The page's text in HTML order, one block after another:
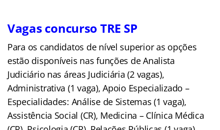
Vagas concurso TRE SP
Para os candidatos de nível superior as opções
estão disponíveis nas funções de Analista
Judiciário nas áreas Judiciária (2 vagas),
Administrativa (1 vaga), Apoio Especializado –
Especialidades: Análise de Sistemas (1 vaga),
Assistência Social (CR), Medicina – Clínica Médica